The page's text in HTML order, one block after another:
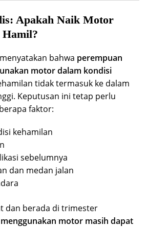
Apakah Naik Motor
bahwa perempuan
motor dalam kondisi
tidak termasuk ke dalam
Keputusan ini tetap perlu
faktor:
kehamilan
sebelumnya
dan medan jalan
dan berada di trimester
motor masih dapat